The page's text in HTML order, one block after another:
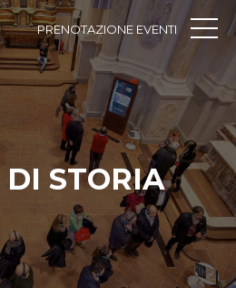
PRENOTAZIONE EVENTI
STORIA